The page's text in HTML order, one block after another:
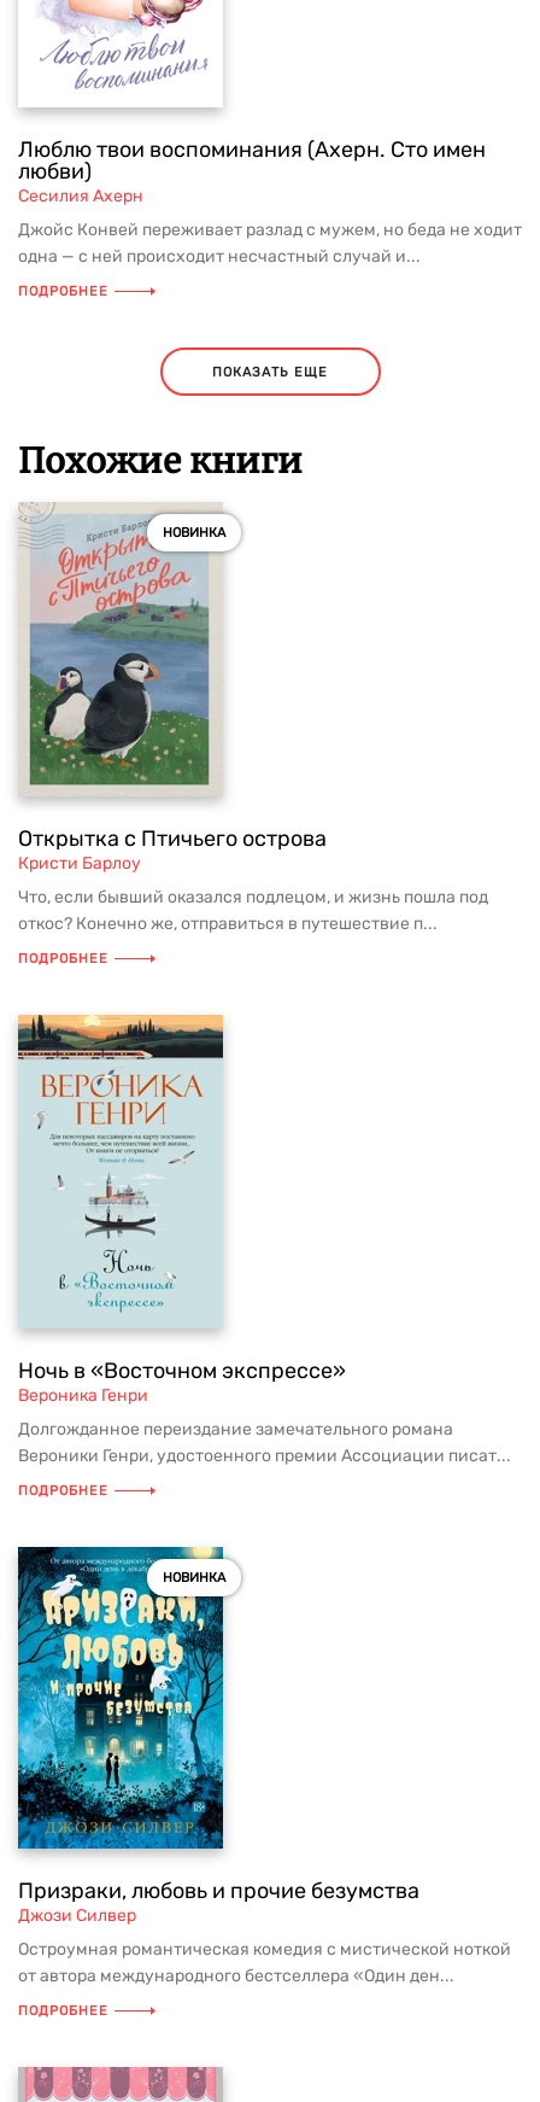
Люблю твои воспоминания (Ахерн. Сто имен
любви)
Сесилия Ахерн
Джойс Конвей переживает разлад с мужем, но беда не ходит
одна — с ней происходит несчастный случай и...
ПОДРОБНЕЕ
ПОКАЗАТЬ ЕЩЕ
Похожие книги
НОВИНКА
Открытка с Птичьего острова
Кристи Барлоу
Что, если бывший оказался подлецом, и жизнь пошла под
откос? Конечно же, отправиться в путешествие п...
ПОДРОБНЕЕ
Ночь в «Восточном экспрессе»
Вероника Генри
Долгожданное переиздание замечательного романа
Вероники Генри, удостоенного премии Ассоциации писат...
ПОДРОБНЕЕ
НОВИНКА
Призраки, любовь и прочие безумства
Джози Силвер
Остроумная романтическая комедия с мистической ноткой
от автора международного бестселлера «Один ден...
ПОДРОБНЕЕ